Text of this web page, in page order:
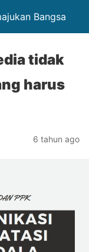
Bangsa
tidak
harus
6 tahun ago